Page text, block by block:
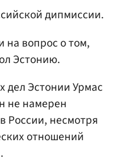
дипмиссии.
на вопрос о том,
Эстонию.
дел Эстонии Урмас
не намерен
России, несмотря
отношений